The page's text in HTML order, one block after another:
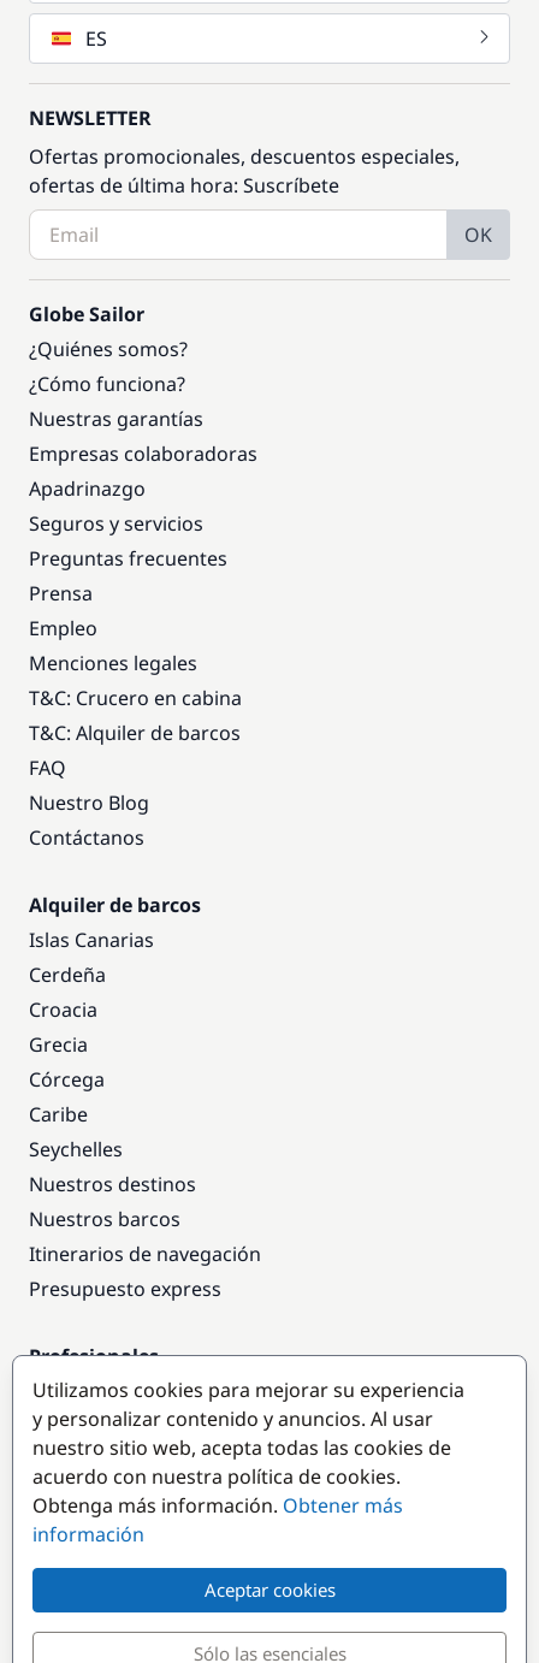
ES
NEWSLETTER
Ofertas promocionales, descuentos especiales,
ofertas de última hora: Suscríbete
OK
Globe Sailor
¿Quiénes somos?
¿Cómo funciona?
Nuestras garantías
Empresas colaboradoras
Apadrinazgo
Seguros y servicios
Preguntas frecuentes
Prensa
Empleo
Menciones legales
T&C: Crucero en cabina
T&C: Alquiler de barcos
FAQ
Nuestro Blog
Contáctanos
Alquiler de barcos
Islas Canarias
Cerdeña
Croacia
Grecia
Córcega
Caribe
Seychelles
Nuestros destinos
Nuestros barcos
Itinerarios de navegación
Presupuesto express
Profesionales
Acceso empresas
Colaborar como empresa
Destinos populares
Utilizamos cookies para mejorar su experiencia
y personalizar contenido y anuncios. Al usar
nuestro sitio web, acepta todas las cookies de
acuerdo con nuestra política de cookies.
Obtenga más información. Obtener más
información
Aceptar cookies
Sólo las esenciales